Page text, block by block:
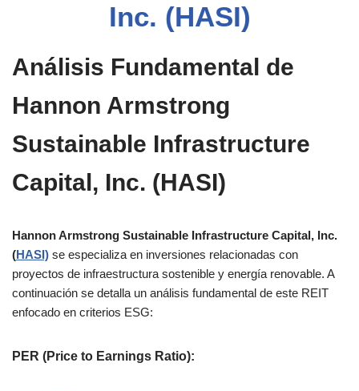
Inc. (HASI)
Análisis Fundamental de
Hannon Armstrong
Sustainable Infrastructure
Capital, Inc. (HASI)
Hannon Armstrong Sustainable Infrastructure Capital, Inc.
(HASI) se especializa en inversiones relacionadas con
proyectos de infraestructura sostenible y energía renovable. A
continuación se detalla un análisis fundamental de este REIT
enfocado en criterios ESG:
PER (Price to Earnings Ratio):